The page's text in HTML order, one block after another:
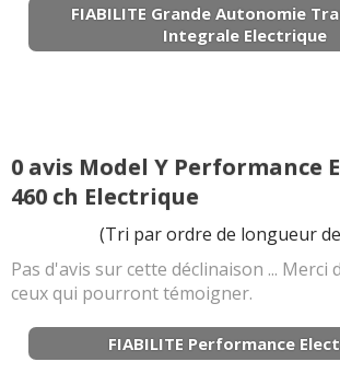
FIABILITE Grande Autonomie
Integrale Electrique
0 avis Model Y Performance
460 ch Electrique
(Tri par ordre de longueur
Pas d'avis sur cette déclinaison ... Merci
ceux qui pourront témoigner.
FIABILITE Performance